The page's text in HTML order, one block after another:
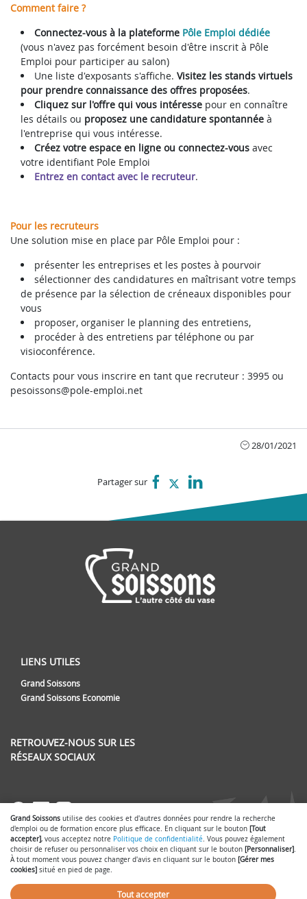
Comment faire ?
Connectez-vous à la plateforme Pôle Emploi dédiée
(vous n'avez pas forcément besoin d'être inscrit à Pôle
Emploi pour participer au salon)
Une liste d'exposants s'affiche.Visitez les stands virtuels
pour prendre connaissance des offres proposées.
Cliquez sur l'offre qui vous intéresse pour en connaître
les détails ou proposez une candidature spontannée à
l'entreprise qui vous intéresse.
Créez votre espace en ligne ou connectez-vous avec
votre identifiant Pole Emploi
Entrez en contact avec le recruteur.
Pour les recruteurs
Une solution mise en place par Pôle Emploi pour :
présenter les entreprises et les postes à pourvoir
sélectionner des candidatures en maîtrisant votre temps
de présence par la sélection de créneaux disponibles pour
vous
proposer, organiser le planning des entretiens,
procéder à des entretiens par téléphone ou par
visioconférence.
Contacts pour vous inscrire en tant que recruteur : 3995 ou
pesoissons@pole-emploi.net
28/01/2021
Partager sur
LIENS UTILES
Grand Soissons
Grand Soissons Economie
RETROUVEZ-NOUS SUR LES
RÉSEAUX SOCIAUX
Accessibilité : partiellement conforme-Gérer mes cookies-
Mentions légales
Politique de confidentialité-Nous contacter SmartForum
Grand Soissons utilise des cookies et d'autres données pour rendre la recherche
d'emploi ou de formation encore plus efficace. En cliquant sur le bouton [Tout
accepter], vous acceptez notre Politique de confidentialité. Vous pouvez également
choisir de refuser ou personnaliser vos choix en cliquant sur le bouton [Personnaliser].
À tout moment vous pouvez changer d'avis en cliquant sur le bouton [Gérer mes
cookies] situé en pied de page.
Tout accepter